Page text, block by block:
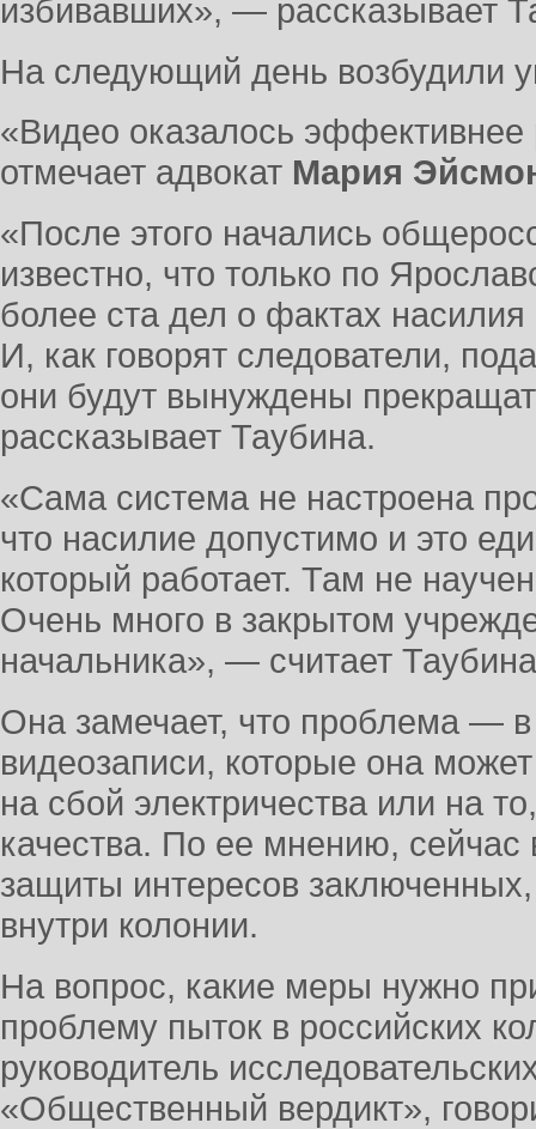
избивавших», — рассказывает
На следующий день возбудили
«Видео оказалось
отмечает адвокат Мария
«После этого начались
известно, что только по
более ста дел о фактах
И, как говорят следователи,
они будут вынуждены
рассказывает Таубина.
«Сама система не настроена
что насилие допустимо и это
который работает. Там не
Очень много в закрытом
начальника», — считает
Она замечает, что проблема —
видеозаписи, которые она
на сбой электричества или на
качества. По ее мнению, сейчас
защиты интересов
внутри колонии.
На вопрос, какие меры нужно
проблему пыток в российских
руководитель
«Общественный вердикт»,